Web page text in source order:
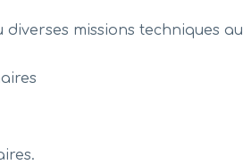
missions techniques au